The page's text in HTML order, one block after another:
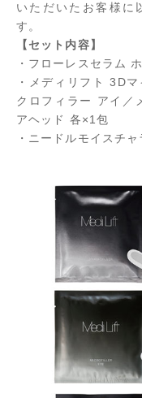
いただいたお客様に
す。
【セット内容】
・フローレスセラム
・メディリフト 3D
クロフィラー アイ／
アヘッド 各×1包
・ニードルモイスチ